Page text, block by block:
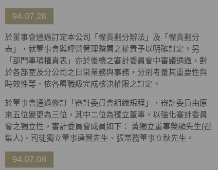
94.07.28
於董事會通過訂定本公司「權責劃分辦法」及「權責劃分
表」，就董事會與經營管理階層之權責予以明確訂定。另
「部門事項權責表」亦於後續之審計委員會中審議通過，對
於各部室及分公司之日常業務與事務，分別考量其重要性與
時效性等，依各層職級完成核決權限之訂定。
於董事會通過修訂「審計委員會組織規程」，審計委員由原
來五位變更為三位，其中二位為獨立董事，以強化審計委員
會之獨立性。審計委員會成員如下： 黃獨立董事榮顯先生(召
集人)、司徒獨立董事達賢先生、張常務董事立秋先生。
94.07.08